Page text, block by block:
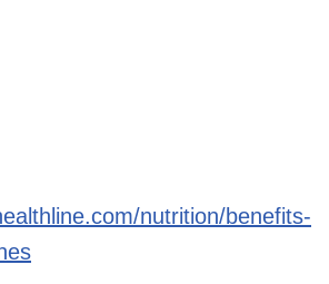
nutrition/benefits-